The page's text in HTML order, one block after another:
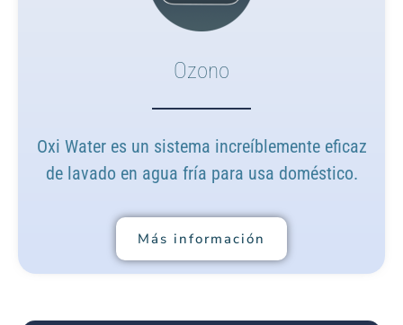
Ozono
Oxi Water es un sistema increíblemente eficaz
de lavado en agua fría para usa doméstico.
Más información